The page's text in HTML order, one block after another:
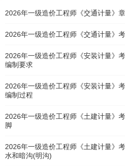
2026年一级造价工程师《交通计量》
2026年一级造价工程师《交通计量》
2026年一级造价工程师《安装计量》
编制要求
2026年一级造价工程师《安装计量》
编制过程
2026年一级造价工程师《土建计量》
脚
2026年一级造价工程师《土建计量》
水和暗沟(明沟)